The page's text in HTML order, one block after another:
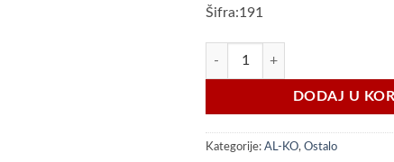
Šifra:191
AL-KO ležaj točka 42/80 količina
DODAJ U
Kategorije: AL-KO, Ostalo